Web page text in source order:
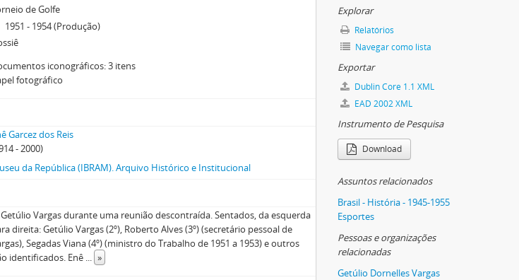
de Golfe
1951 - 1954 (Produção)
iconográficos: 3 itens
fotográfico
Garcez dos Reis
- 2000)
da República (IBRAM). Arquivo Histórico e Institucional
Getúlio Vargas durante uma reunião descontraída. Sentados, da esquerda
direita: Getúlio Vargas (2º), Roberto Alves (3º) (secretário pessoal de
Segadas Viana (4º) (ministro do Trabalho de 1951 a 1953) e outros
identificados. Enê ... »
Explorar
Relatórios
Navegar como lista
Exportar
Dublin Core 1.1 XML
EAD 2002 XML
Instrumento de Pesquisa
Download
Assuntos relacionados
Brasil - História - 1945-1955
Esportes
Pessoas e organizações
relacionadas
Getúlio Dornelles Vargas